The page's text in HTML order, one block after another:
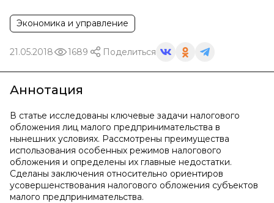
Экономика и управление
21.05.2018 1689 Поделиться
Аннотация
В статье исследованы ключевые задачи налогового
обложения лиц малого предпринимательства в
нынешних условиях. Рассмотрены преимущества
использования особенных режимов налогового
обложения и определены их главные недостатки.
Сделаны заключения относительно ориентиров
усовершенствования налогового обложения субъектов
малого предпринимательства.